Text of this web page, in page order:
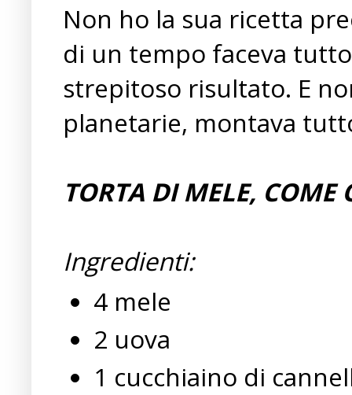
Non ho la sua ricetta
di un tempo faceva
strepitoso risultato. E
planetarie, montava
TORTA DI MELE,
Ingredienti:
4 mele
2 uova
1 cucchiaino di